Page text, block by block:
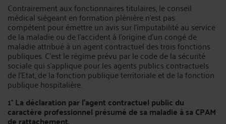
Contrairement aux fonctionnaires titulaires, le conseil
médical siégeant en formation plénière n'est pas
compétent pour émettre un avis sur l'imputabilité au service
de la maladie ou de l’accident à l'origine d'un congé de
maladie attribué à un agent contractuel des trois fonctions
publiques. C'est le régime prévu par le code de la sécurité
sociale qui s'applique pour les agents publics contractuels
de l'Etat, de la fonction publique territoriale et de la fonction
publique hospitalière.
1° La déclaration par l’agent contractuel public du
caractère professionnel présumé de sa maladie à sa CPAM